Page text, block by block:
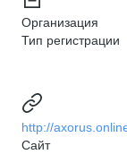
Организация
Тип регистрации
http://
Сайт